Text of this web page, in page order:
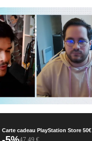
Carte cadeau PlayStation Store 50€
47,49 €